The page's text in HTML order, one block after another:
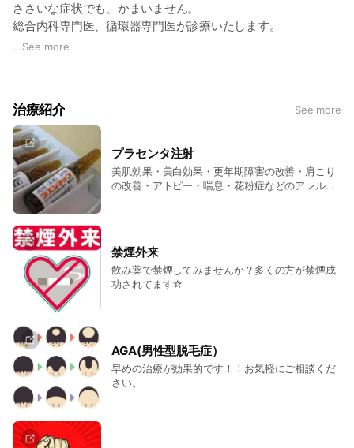
ささいな症状でも、かまいません。
総合内科専門医、循環器専門医が診療いたします。
社会不安障害、うつ病からの社会復帰を目指す患者さんも、ご
相談ください。
ED（バイアグラ、レビトラ）、AGA（男性型脱毛症）、プラ
センタ療法、各種ワクチン（予防接種）も当院まで来院くださ
い。
...See more
治療紹介 See more
プラセンタ注射
美肌効果・美白効果・更年期障害の改善・肩こり
の改善・アトピー・喘息・花粉症などのアレルギ
禁煙外来
飲み薬で禁煙してみませんか？多くの方が禁煙成
功されてます☆
AGA(男性型脱毛症）
早めの治療が効果的です！！お気軽にご相談くだ
さい。